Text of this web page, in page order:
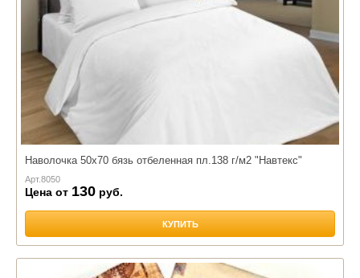
Наволочка 50х70 бязь отбеленная пл.138 г/м2 "Навтекс"
Арт.8050
Цена от 130 руб.
КУПИТЬ